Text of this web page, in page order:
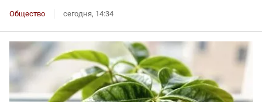
Общество сегодня, 14:34